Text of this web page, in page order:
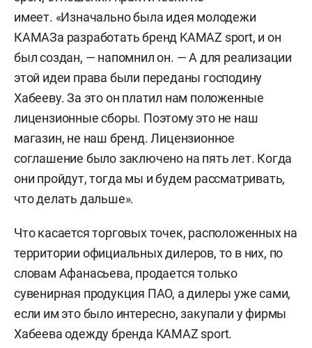
имеет. «Изначально была идея молодежи
КАМАЗа разработать бренд KAMAZ sport, и он
был создан, — напомнил он. — А для реализации
этой идеи права были переданы господину
Хабееву. За это он платил нам положенные
лицензионные сборы. Поэтому это не наш
магазин, не наш бренд. Лицензионное
соглашение было заключено на пять лет. Когда
они пройдут, тогда мы и будем рассматривать,
что делать дальше».
Что касается торговых точек, расположенных на
территории официальных дилеров, то в них, по
словам Афанасьева, продается только
сувенирная продукция ПАО, а дилеры уже сами,
если им это было интересно, закупали у фирмы
Хабеева одежду бренда KAMAZ sport.